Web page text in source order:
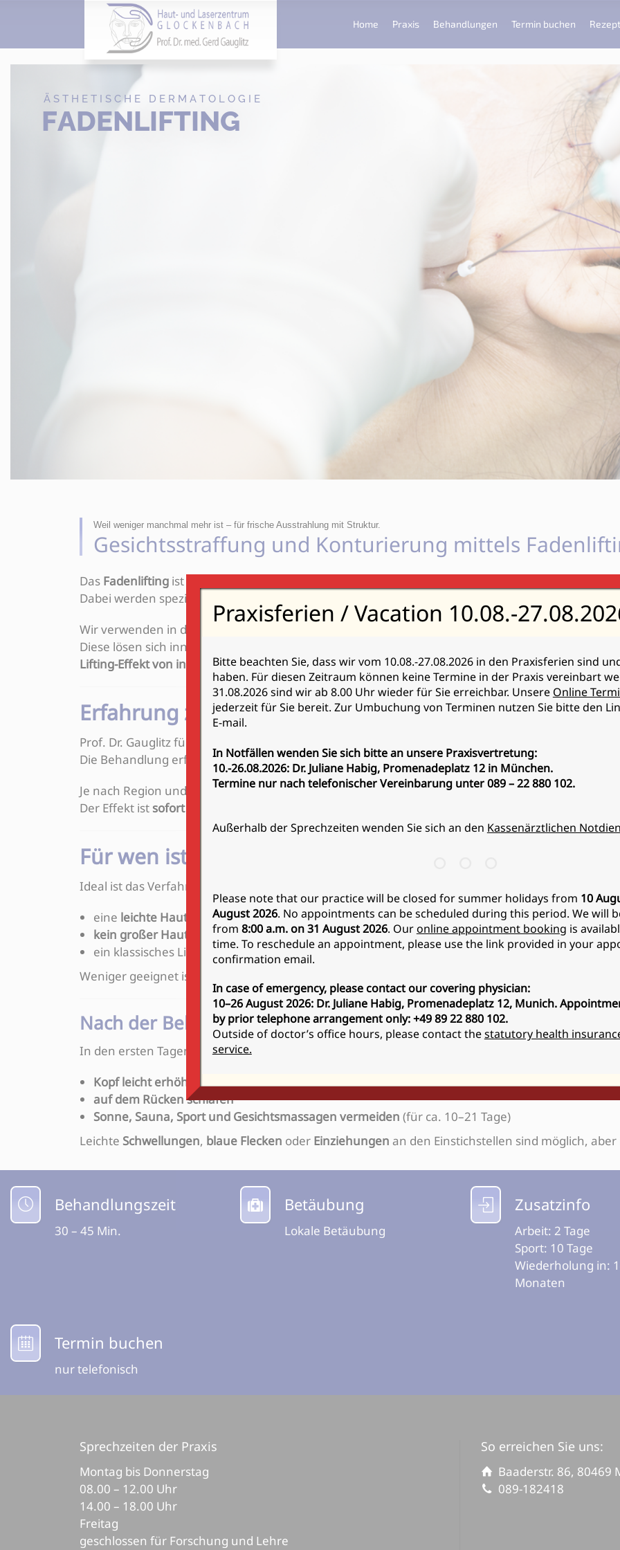
Home Praxis Behandlungen Termin buchen
FADENLIFTING
Ä S T H E T I S CH E D E R M A T O L O G I E
Weil weniger manchmal mehr ist – für frische Ausstrahlung mit Struktur.
Gesichtsstraffung und Konturierung mittels
Das Fadenliftingist eine moderne, minimalinvasive Methode zur
Dabei werden spezielle Fäden unter die Haut eingebracht, die das Gewebe
Wir verwenden in der Regel
Diese lösen sich innerhalb von etwa
Lifting-Effekt von innen heraus.
Erfahrung zählt
Prof. Dr. Gauglitz führt das Fadenlifting seit über
Die Behandlung erfolgt unterlokaler Betäubung, dauert etwa30 bis 45 Minutenund ist
Je nach Region und Hautbild werden die Fäden individuell gesetzt und im Gewebe verankert.
Der Effekt ist sofort sichtbar
Für wen ist das Fadenlifting geeignet?
Ideal ist das Verfahren für Menschen zwischen
eine leichte Hauterschlaffungvorliegt
kein großer Hautüberschussbesteht
ein klassisches Liftingnicht notwendigist
Weniger geeignet ist das Fadenlifting bei sehr dünner Haut oder starkem Hautüberschuss.
Nach der Behandlung
In den ersten Tagen nach dem Eingriff empfehlen wir:
Kopf leicht erhöht lagern
auf dem Rücken schlafen
Sonne, Sauna, Sport und Gesichtsmassagen vermeiden (für ca. 10–21 Tage)
Leichte Schwellungen, blaue Flecken oder Einziehungen an den Einstichstellen sind möglich, aber
Behandlungszeit
30 – 45 Min.
Betäubung
Lokale Betäubung
Zusatzinfo
Arbeit: 2 Tage
Sport: 10 Tage
Wiederholung in:
Monaten
Termin buchen
nur telefonisch
Sprechzeiten der Praxis
Montag bis Donnerstag
08.00 – 12.00 Uhr
14.00 – 18.00 Uhr
Freitag
geschlossen für Forschung und Lehre
So erreichen Sie uns:
Baaderstr. 86, 80469
089-182418
Praxisferien / Vacation 10.08.-
Bitte beachten Sie, dass wir vom 10.08.-27.08.2026 in den Praxisferien sind
haben. Für diesen Zeitraum können keine Termine in der Praxis vereinbart
31.08.2026 sind wir ab 8.00 Uhr wieder für Sie erreichbar. Unsere Online
jederzeit für Sie bereit. Zur Umbuchung von Terminen nutzen Sie bitte den
E-mail.
In Notfällen wenden Sie sich bitte an unsere Praxisvertretung:
10.-26.08.2026: Dr. Juliane Habig, Promenadeplatz 12 in München.
Termine nur nach telefonischer Vereinbarung unter 089 – 22 880 102.
Außerhalb der Sprechzeiten wenden Sie sich an den Kassenärztlichen
Please note that our practice will be closed for summer holidays from 10
August 2026. No appointments can be scheduled during this period. We will
from 8:00 a.m. on 31 August 2026. Ouronline appointment booking is
time. To reschedule an appointment, please use the link provided in your
confirmation email.
In case of emergency, please contact our covering physician:
10–26 August 2026: Dr. Juliane Habig, Promenadeplatz 12, Munich.
by prior telephone arrangement only: +49 89 22 880 102.
Outside of doctor’s office hours, please contact thestatutory health
service.